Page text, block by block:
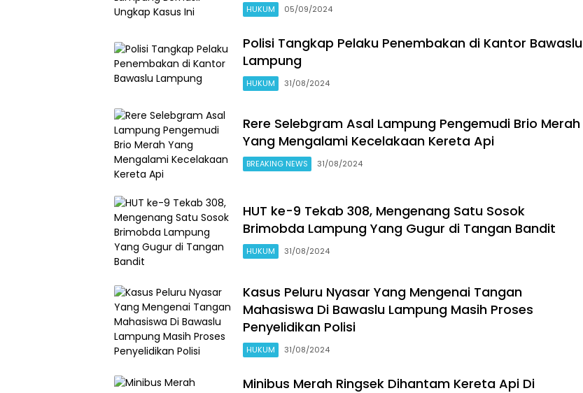
HUKUM 05/09/2024
Polisi Tangkap Pelaku Penembakan di Kantor Bawaslu
Lampung
HUKUM 31/08/2024
Rere Selebgram Asal Lampung Pengemudi Brio Merah
Yang Mengalami Kecelakaan Kereta Api
BREAKING NEWS 31/08/2024
HUT ke-9 Tekab 308, Mengenang Satu Sosok
Brimobda Lampung Yang Gugur di Tangan Bandit
HUKUM 31/08/2024
Kasus Peluru Nyasar Yang Mengenai Tangan
Mahasiswa Di Bawaslu Lampung Masih Proses
Penyelidikan Polisi
HUKUM 31/08/2024
Minibus Merah Ringsek Dihantam Kereta Api Di